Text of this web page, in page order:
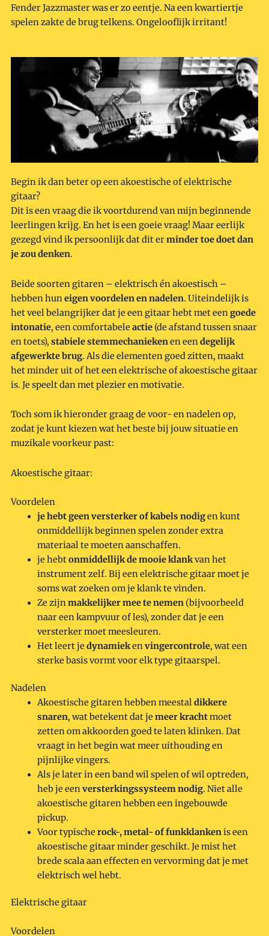
Fender Jazzmaster was er zo eentje. Na een kwartiertje
spelen zakte de brug telkens. Ongelooflijk irritant!
Begin ik dan beter op een akoestische of elektrische
gitaar?
Dit is een vraag die ik voortdurend van mijn beginnende
leerlingen krijg. En het is een goeie vraag! Maar eerlijk
gezegd vind ik persoonlijk dat dit erminder toe doet dan
je zou denken.
Beide soorten gitaren – elektrisch én akoestisch –
hebben hun eigen voordelen en nadelen. Uiteindelijk is
het veel belangrijker dat je een gitaar hebt met een goede
intonatie, een comfortabeleactie(de afstand tussen snaar
en toets), stabiele stemmechanieken en een degelijk
afgewerkte brug. Als die elementen goed zitten, maakt
het minder uit of het een elektrische of akoestische gitaar
is. Je speelt dan met plezier en motivatie.
Toch som ik hieronder graag de voor- en nadelen op,
zodat je kunt kiezen wat het beste bij jouw situatie en
muzikale voorkeur past:
Akoestische gitaar:
Voordelen
je hebt geen versterker of kabels nodigen kunt
onmiddellijk beginnen spelen zonder extra
materiaal te moeten aanschaffen.
je hebtonmiddellijk de mooie klankvan het
instrument zelf. Bij een elektrische gitaar moet je
soms wat zoeken om je klank te vinden.
Ze zijnmakkelijker mee te nemen(bijvoorbeeld
naar een kampvuur of les), zonder dat je een
versterker moet meesleuren.
Het leert jedynamiekenvingercontrole, wat een
sterke basis vormt voor elk type gitaarspel.
Nadelen
Akoestische gitaren hebben meestal dikkere
snaren, wat betekent dat jemeer krachtmoet
zetten om akkoorden goed te laten klinken. Dat
vraagt in het begin wat meer uithouding en
pijnlijke vingers.
Als je later in een band wil spelen of wil optreden,
heb je een versterkingssysteem nodig. Niet alle
akoestische gitaren hebben een ingebouwde
pickup.
Voor typischerock-, metal- of funkklanken is een
akoestische gitaar minder geschikt. Je mist het
brede scala aan effecten en vervorming dat je met
elektrisch wel hebt.
Elektrische gitaar
Voordelen